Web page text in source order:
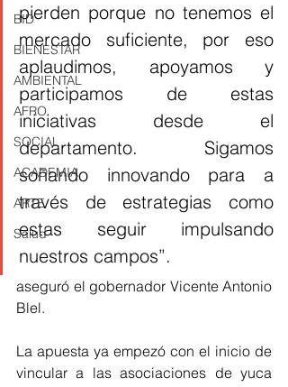
BID
BIENESTAR
AMBIENTAL
AFRO
SOCIAL
ACADEMIA
ARTE
Salud
pierden porque no tenemos el
mercado suficiente, por eso
aplaudimos, apoyamos y
participamos de estas
iniciativas desde el
departamento. Sigamos
soñando innovando para a
través de estrategias como
estas seguir impulsando
nuestros campos”.
aseguró el gobernador Vicente Antonio
Blel.
La apuesta ya empezó con el inicio de
vincular a las asociaciones de yuca